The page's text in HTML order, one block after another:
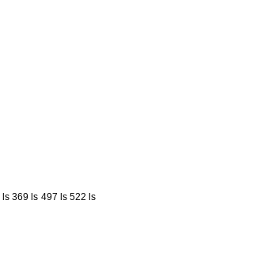
ls 369 ls 497 ls 522 ls